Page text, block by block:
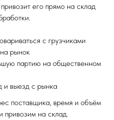
его прямо на склад
с грузчиками
рынок
партию на общественном
и выезд с рынка
поставщика, время и объём
привозим на склад.